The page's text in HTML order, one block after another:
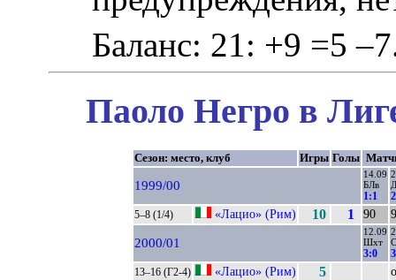
Баланс: 21: +9 =5
Паоло Негро в
Сезон: место, клуб Игры Голы
1999/00
14.09
БЛв
1:1
5–8 (1/4) «Лацио» (Рим) 10 1 90
2000/01
12.09
Шхт
3:0
13–16 (Г2-4) «Лацио» (Рим) 5 о